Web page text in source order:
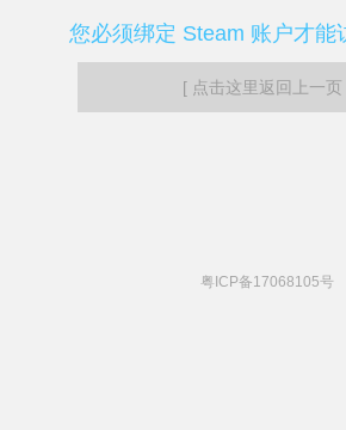
您必须绑定 Steam 账户才能
[ 点击这里返回上一页
粤ICP备17068105号